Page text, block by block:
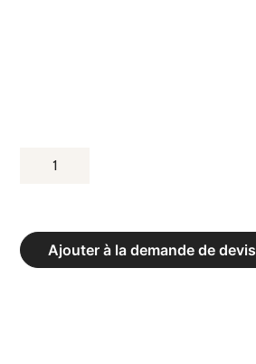
Ajouter à la demande de devis
QUANTITÉ
ENTRAÎNEMENT
XP